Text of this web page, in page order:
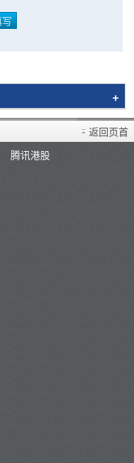
返回页首
腾讯港股